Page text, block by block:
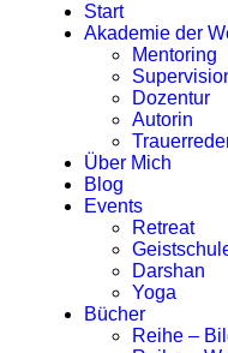
Start
Akademie der
Mentoring
Dozentur
Autorin
Über Mich
Blog
Events
Retreat
Darshan
Yoga
Bücher
Reihe –